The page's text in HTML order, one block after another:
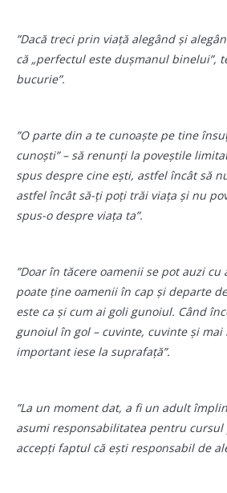
”Dacă treci prin viață alegând și
că „perfectul este dușmanul binelui”,
bucurie”.
”O parte din a te cunoaște pe tine
cunoști” – să renunți la poveștile
spus despre cine ești, astfel încât să
astfel încât să-ți poți trăi viața și nu
spus-o despre viața ta”.
”Doar în tăcere oamenii se pot auzi cu
poate ține oamenii în cap și departe
este ca și cum ai goli gunoiul. Când
gunoiul în gol – cuvinte, cuvinte și mai
important iese la suprafață”.
”La un moment dat, a fi un adult
asumi responsabilitatea pentru
accepți faptul că ești responsabil de